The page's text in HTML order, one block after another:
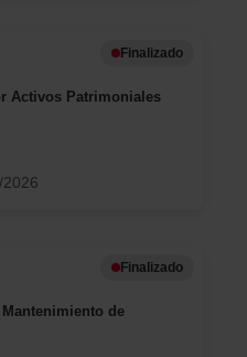
Finalizado
Activos Patrimoniales
Finalizado
de